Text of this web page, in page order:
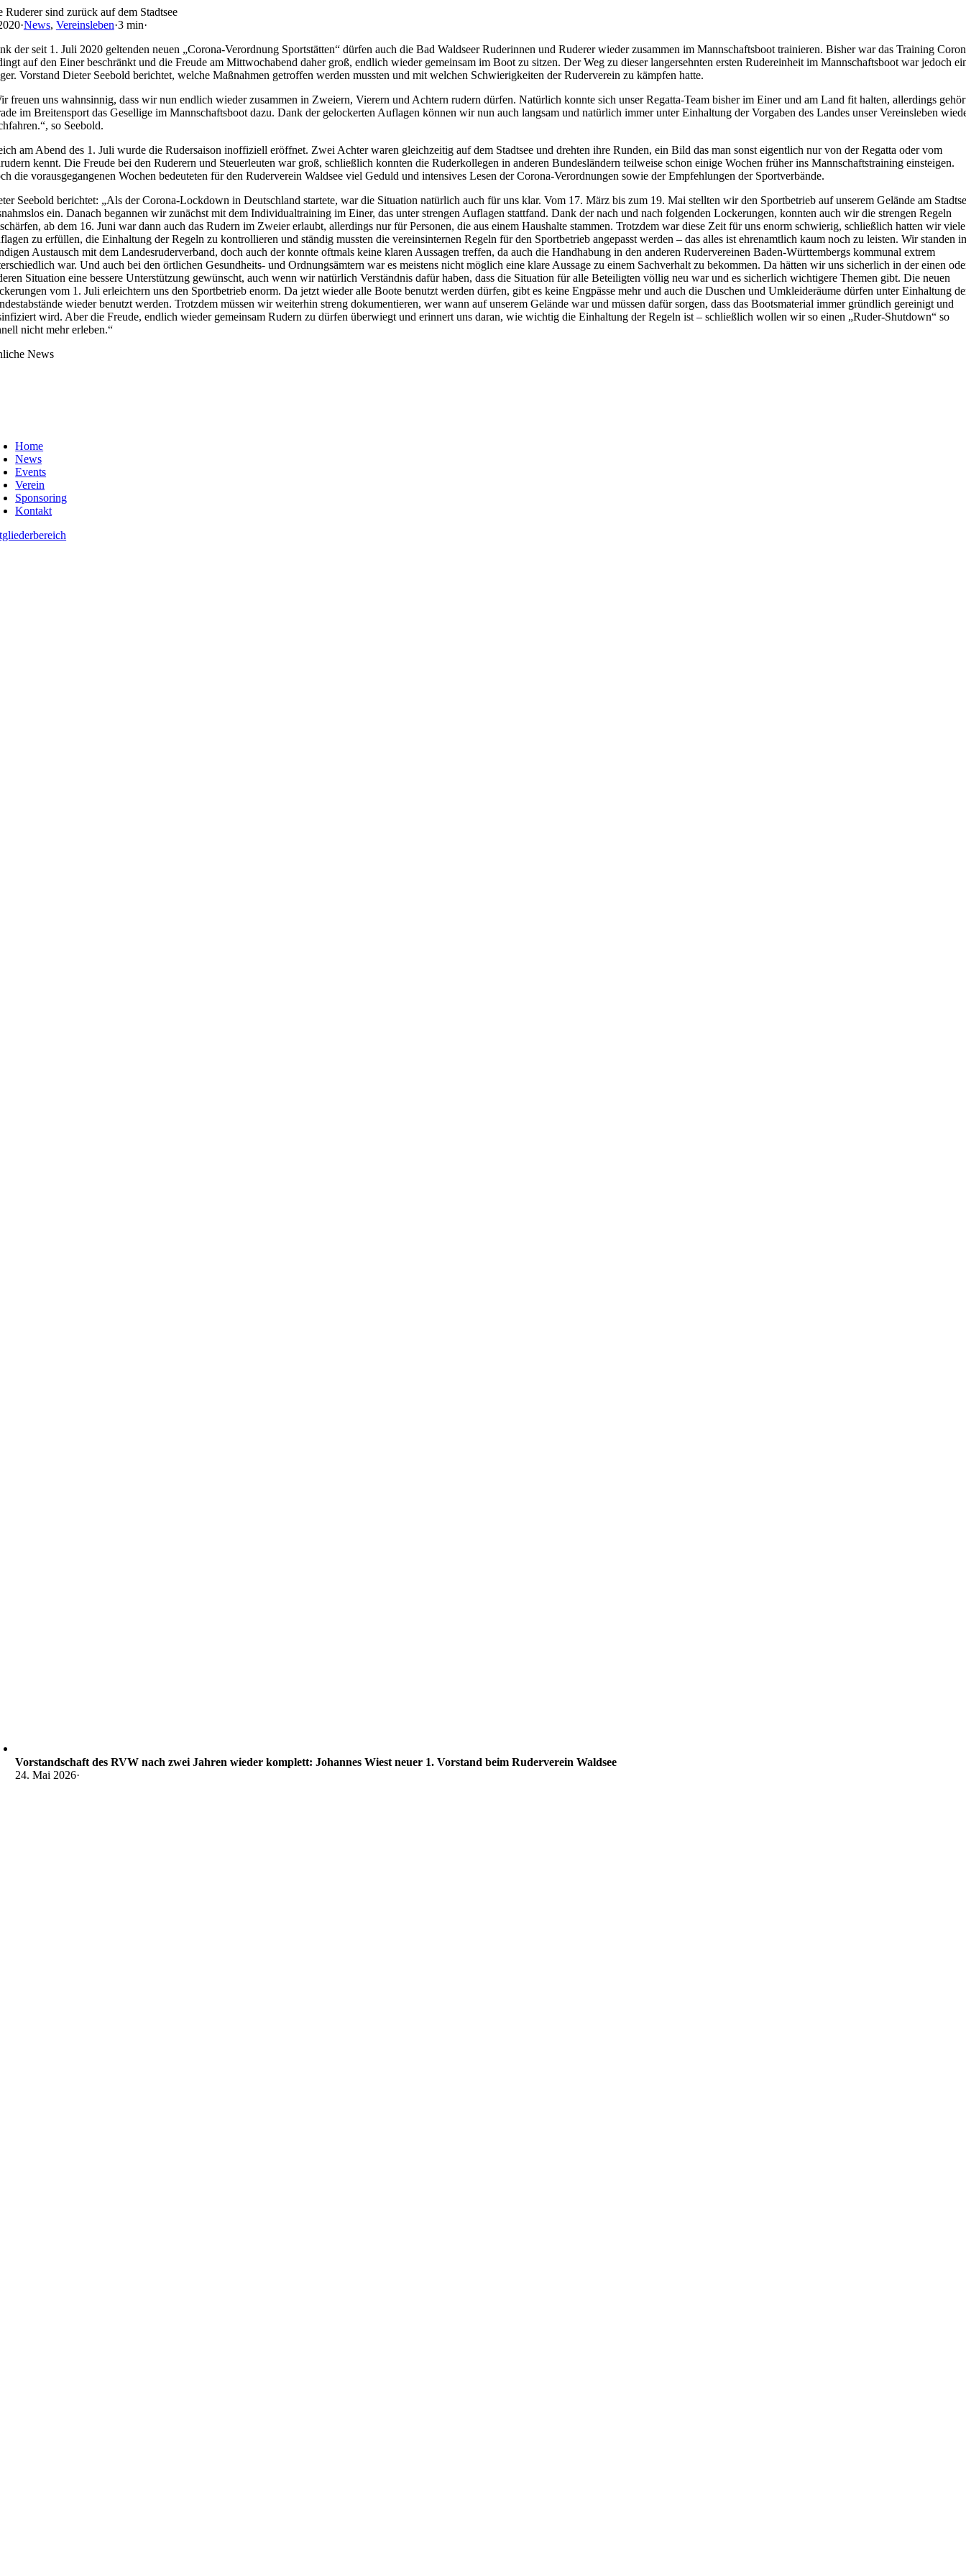
Skip
to
Home
News
Events
Verein
Sponsoring
Kontakt
Ruderer sind zurück auf dem Stadtsee
·News, Vereinsleben·3 min·
der seit 1. Juli 2020 geltenden neuen „Corona-Verordnung Sportstätten“ dürfen auch die Bad Waldseer Ruderinnen und Ruderer wieder zusammen im Mannschaftsboot trainieren. Bisher war das Training
auf den Einer beschränkt und die Freude am Mittwochabend daher groß, endlich wieder gemeinsam im Boot zu sitzen. Der Weg zu dieser langersehnten ersten Rudereinheit im Mannschaftsboot war jedoch
Vorstand Dieter Seebold berichtet, welche Maßnahmen getroffen werden mussten und mit welchen Schwierigkeiten der Ruderverein zu kämpfen hatte.
freuen uns wahnsinnig, dass wir nun endlich wieder zusammen in Zweiern, Vierern und Achtern rudern dürfen. Natürlich konnte sich unser Regatta-Team bisher im Einer und am Land fit halten, allerdings
im Breitensport das Gesellige im Mannschaftsboot dazu. Dank der gelockerten Auflagen können wir nun auch langsam und natürlich immer unter Einhaltung der Vorgaben des Landes unser Vereinsleben
so Seebold.
am Abend des 1. Juli wurde die Rudersaison inoffiziell eröffnet. Zwei Achter waren gleichzeitig auf dem Stadtsee und drehten ihre Runden, ein Bild das man sonst eigentlich nur von der Regatta oder vom
kennt. Die Freude bei den Ruderern und Steuerleuten war groß, schließlich konnten die Ruderkollegen in anderen Bundesländern teilweise schon einige Wochen früher ins Mannschaftstraining einsteigen.
die vorausgegangenen Wochen bedeuteten für den Ruderverein Waldsee viel Geduld und intensives Lesen der Corona-Verordnungen sowie der Empfehlungen der Sportverbände.
Seebold berichtet: „Als der Corona-Lockdown in Deutschland startete, war die Situation natürlich auch für uns klar. Vom 17. März bis zum 19. Mai stellten wir den Sportbetrieb auf unserem Gelände am
ein. Danach begannen wir zunächst mit dem Individualtraining im Einer, das unter strengen Auflagen stattfand. Dank der nach und nach folgenden Lockerungen, konnten auch wir die strengen Regeln
ab dem 16. Juni war dann auch das Rudern im Zweier erlaubt, allerdings nur für Personen, die aus einem Haushalte stammen. Trotzdem war diese Zeit für uns enorm schwierig, schließlich hatten wir viele
zu erfüllen, die Einhaltung der Regeln zu kontrollieren und ständig mussten die vereinsinternen Regeln für den Sportbetrieb angepasst werden – das alles ist ehrenamtlich kaum noch zu leisten. Wir standen
Austausch mit dem Landesruderverband, doch auch der konnte oftmals keine klaren Aussagen treffen, da auch die Handhabung in den anderen Rudervereinen Baden-Württembergs kommunal extrem
war. Und auch bei den örtlichen Gesundheits- und Ordnungsämtern war es meistens nicht möglich eine klare Aussage zu einem Sachverhalt zu bekommen. Da hätten wir uns sicherlich in der einen
Situation eine bessere Unterstützung gewünscht, auch wenn wir natürlich Verständnis dafür haben, dass die Situation für alle Beteiligten völlig neu war und es sicherlich wichtigere Themen gibt. Die neuen
vom 1. Juli erleichtern uns den Sportbetrieb enorm. Da jetzt wieder alle Boote benutzt werden dürfen, gibt es keine Engpässe mehr und auch die Duschen und Umkleideräume dürfen unter Einhaltung
wieder benutzt werden. Trotzdem müssen wir weiterhin streng dokumentieren, wer wann auf unserem Gelände war und müssen dafür sorgen, dass das Bootsmaterial immer gründlich gereinigt und
wird. Aber die Freude, endlich wieder gemeinsam Rudern zu dürfen überwiegt und erinnert uns daran, wie wichtig die Einhaltung der Regeln ist – schließlich wollen wir so einen „Ruder-Shutdown“ so
nicht mehr erleben.“
News
Vorstandschaft des RVW nach zwei Jahren wieder komplett: Johannes Wiest neuer 1. Vorstand beim Ruderverein Waldsee
24. Mai 2026·